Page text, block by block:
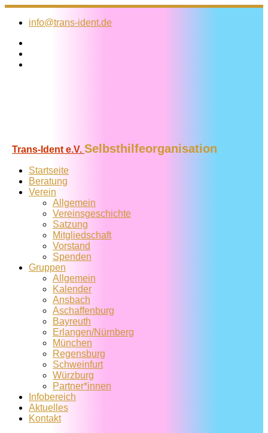
Zum
Inhalt
info@trans-ident.de
Trans-Ident e.V. Selbsthilfeorganisation
Startseite
Beratung
Verein
Allgemein
Vereins­geschichte
Satzung
Mitglied­schaft
Vorstand
Spenden
Gruppen
Allgemein
Kalender
Ansbach
Aschaffenburg
Bayreuth
Erlangen/Nürnberg
München
Regensburg
Schweinfurt
Würzburg
Partner*innen
Infobereich
Aktuelles
Kontakt